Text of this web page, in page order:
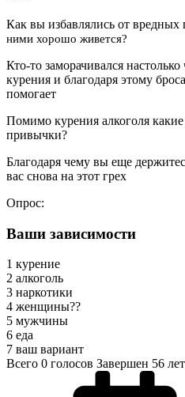
Как вы избавлялись от вредных
ними хорошо живется?
Кто-то заморачивался
курения и благодаря этому
помогает
Помимо курения алкоголя
привычки?
Благодаря чему вы еще
вас снова на этот грех
Опрос:
Ваши зависимости
1 курение
2 алкоголь
3 наркотики
4 женщины??
5 мужчины
6 еда
7 ваш вариант
Всего 0 голосов Завершен 56